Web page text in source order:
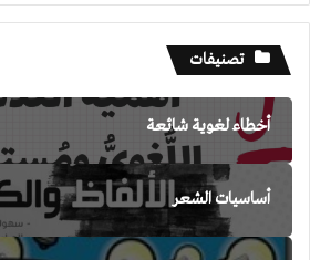
تصنيفات
أخطاء لغوية شائعة
أساسيات الشعر